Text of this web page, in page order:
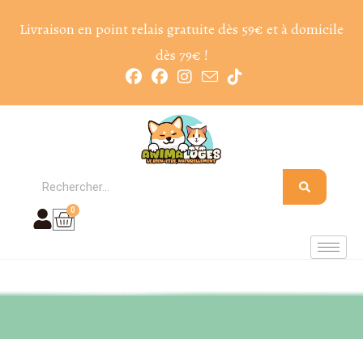
Livraison en point relais gratuite dès 59€ et à domicile
dès 79€ !
0